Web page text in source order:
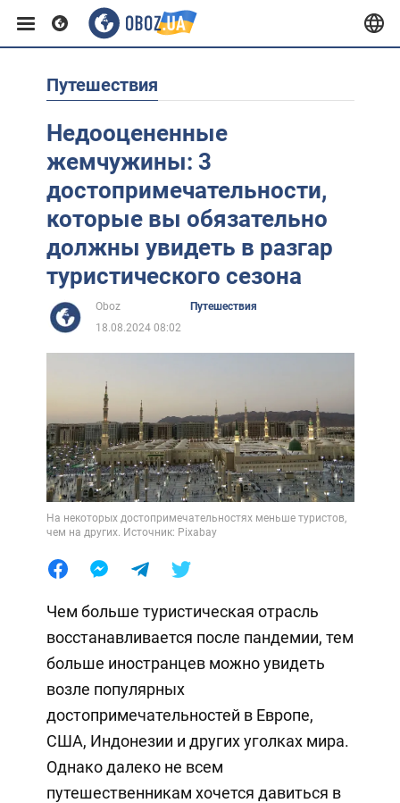
Европа
США
Азия
Африка
Жизнь
Путешествия
Недооцененные
жемчужины: 3
достопримечательности,
которые вы обязательно
должны увидеть в разгар
туристического сезона
Oboz
Путешествия
18.08.2024 08:02
На некоторых достопримечательностях меньше туристов,
чем на других. Источник: Pixabay
Чем больше туристическая отрасль
восстанавливается после пандемии, тем
больше иностранцев можно увидеть
возле популярных
достопримечательностей в Европе,
США, Индонезии и других уголках мира.
Однако далеко не всем
путешественникам хочется давиться в